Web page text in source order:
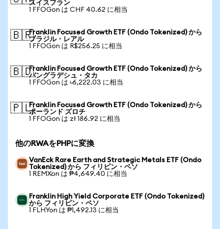
スイスフラン
1 FFOGon は CHF 40.62 に相当
🇧🇷Franklin Focused Growth ETF (Ondo Tokenized) から
ブラジル・レアル
1 FFOGon は R$256.25 に相当
🇧🇩Franklin Focused Growth ETF (Ondo Tokenized) から
バングラデシュ・タカ
1 FFOGon は ৳6,222.03 に相当
🇵🇱Franklin Focused Growth ETF (Ondo Tokenized) から
ポーランド ズロチ
1 FFOGon は zł 186.92 に相当
他のRWAをPHPに変換
VanEck Rare Earth and Strategic Metals ETF (Ondo
Tokenized) から フィリピン・ペソ
1 REMXon は ₱4,649.40 に相当
Franklin High Yield Corporate ETF (Ondo Tokenized)
から フィリピン・ペソ
1 FLHYon は ₱1,492.13 に相当